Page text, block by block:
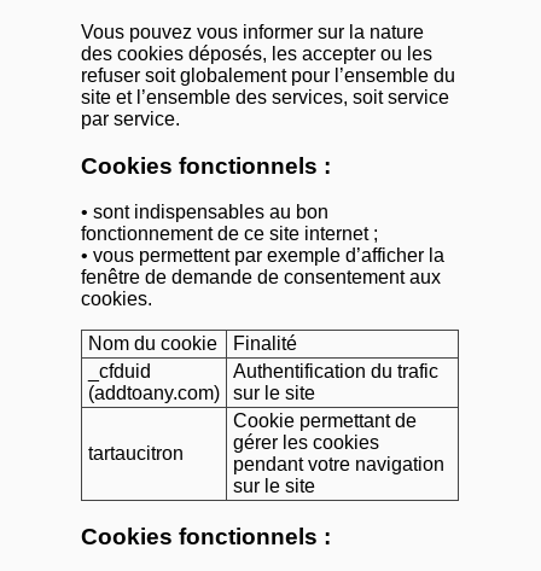
Vous pouvez vous informer sur la nature
des cookies déposés, les accepter ou les
refuser soit globalement pour l’ensemble du
site et l’ensemble des services, soit service
par service.
Cookies fonctionnels :
• sont indispensables au bon
fonctionnement de ce site internet ;
• vous permettent par exemple d’afficher la
fenêtre de demande de consentement aux
cookies.
Nom du cookie
Finalité
_cfduid
(addtoany.com)
Authentification du trafic
sur le site
tartaucitron
Cookie permettant de
gérer les cookies
pendant votre navigation
sur le site
Cookies fonctionnels :